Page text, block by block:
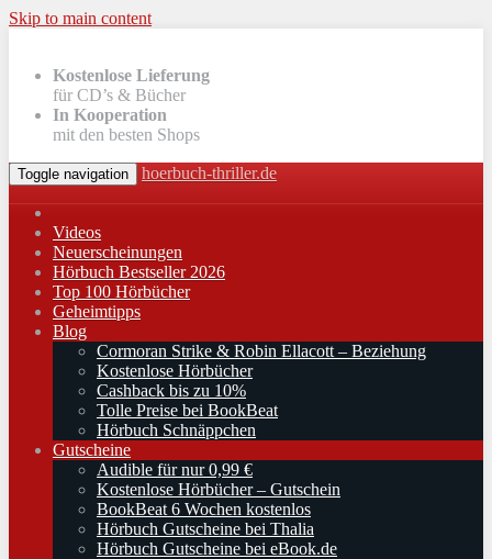
Skip to main content
Kostenlose Lieferung
für CD’s & Bücher
In Kooperation
mit den besten Shops
Toggle navigation hoerbuch-thriller.de
Videos
Neuerscheinungen
Hörbuch Bestseller 2026
Top 100 Hörbücher
Geheimtipps
Blog
Cormoran Strike & Robin Ellacott – Beziehung
Kostenlose Hörbücher
Cashback bis zu 10%
Tolle Preise bei BookBeat
Hörbuch Schnäppchen
Gutscheine
Audible für nur 0,99 €
Kostenlose Hörbücher – Gutschein
BookBeat 6 Wochen kostenlos
Hörbuch Gutscheine bei Thalia
Hörbuch Gutscheine bei eBook.de